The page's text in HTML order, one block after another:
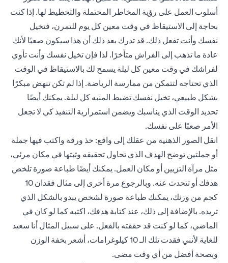
أسلوب العمل على رؤية المخاطر المحتملة والتخطيط لها. إذا كنت
بحاجة إلى الاستيقاظ في وقت معين كل يوم للتمرن، فتخيل
نفسك وأنت تفعل ذلك. قد تدرك بعد ذلك أن هذا سيكون صعبًا لأنك
عادة ما تذهب إلى الفراش متأخرًا. لذا فإن تخيل نفسك وأنت تأوي
لفراشك في وقت معين كل ليلة يسمح لك بالاستيقاظ في الوقت
الذي تحتاجه لتتمكن من ممارسة الرياضة. إذا لم تكن تنهض مبكرًا
بشكل طبيعي، تخيل نفسك تضبط المنبه كل ليلة. يمكنك أيضًا
تحديد الوقت الذي يناسبك ويضمن استمرارية التنفيذ كي لا تجعل
الأمر صعبًا على نفسك.
انقل الصور الذهنية من عقلك إلى واقع: خذ ورقة واكتب فيها جملة
أو جملتين توضح الهدف الذي تحاول تحقيقه وثبتها في مكان مرئي،
مثل مرآة التزيين أو مكان العمل. يمكنك أيضًا طباعة صورة تلخص
هدفك أو تتحدث عنه. وبالرجوع مرة أخرى إلى مثال فقدان 10
كجم من وزنك، يمكنك طباعة صورة لشخص يبدو بالشكل الذي
تريده. بالإضافة إلى ذلك، عند كتابة هدفك، اكتبه كما لو كان في
الماضي، كما لو كنت قد حققته بالفعل. على سبيل المثال أنا سعيد
للغاية لأنني فقدت تلك الـ 10 كيلوغرامات، أشعر بخفة الوزن
وبصحة أفضل من أي وقت مضى.